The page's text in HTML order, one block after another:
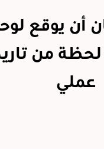
أن يوقع
من
عملي